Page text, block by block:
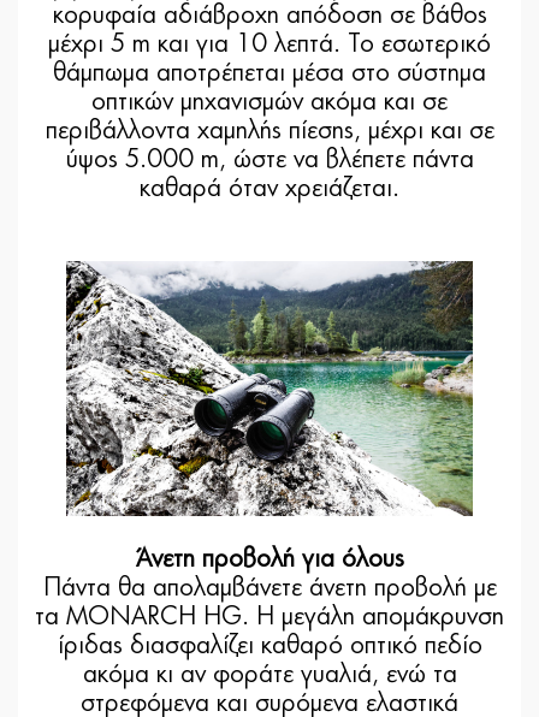
κορυφαία αδιάβροχη απόδοση σε βάθος
μέχρι 5 m και για 10 λεπτά. Το εσωτερικό
θάμπωμα αποτρέπεται μέσα στο σύστημα
οπτικών μηχανισμών ακόμα και σε
περιβάλλοντα χαμηλής πίεσης, μέχρι και σε
ύψος 5.000 m, ώστε να βλέπετε πάντα
καθαρά όταν χρειάζεται.
Άνετη προβολή για όλους
Πάντα θα απολαμβάνετε άνετη προβολή με
τα MONARCH HG. Η μεγάλη απομάκρυνση
ίριδας διασφαλίζει καθαρό οπτικό πεδίο
ακόμα κι αν φοράτε γυαλιά, ενώ τα
στρεφόμενα και συρόμενα ελαστικά